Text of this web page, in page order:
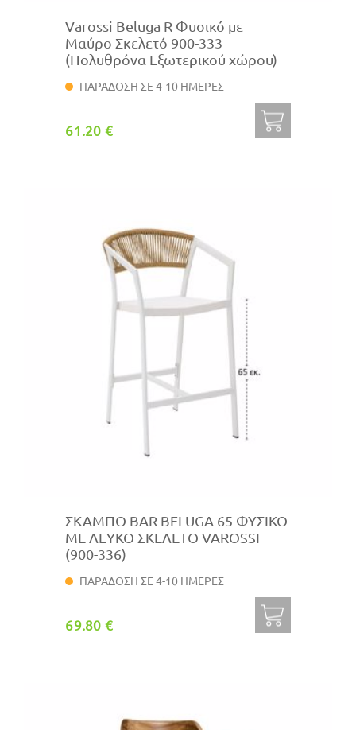
Varossi Beluga R Φυσικό με
Μαύρο Σκελετό 900-333
(Πολυθρόνα Εξωτερικού χώρου)
ΠΑΡΑΔΟΣΗ ΣΕ 4-10 ΗΜΕΡΕΣ
61.20 €
ΣΚΑΜΠΟ BAR BELUGA 65 ΦΥΣΙΚΟ
ΜΕ ΛΕΥΚΟ ΣΚΕΛΕΤΟ VAROSSI
(900-336)
ΠΑΡΑΔΟΣΗ ΣΕ 4-10 ΗΜΕΡΕΣ
69.80 €